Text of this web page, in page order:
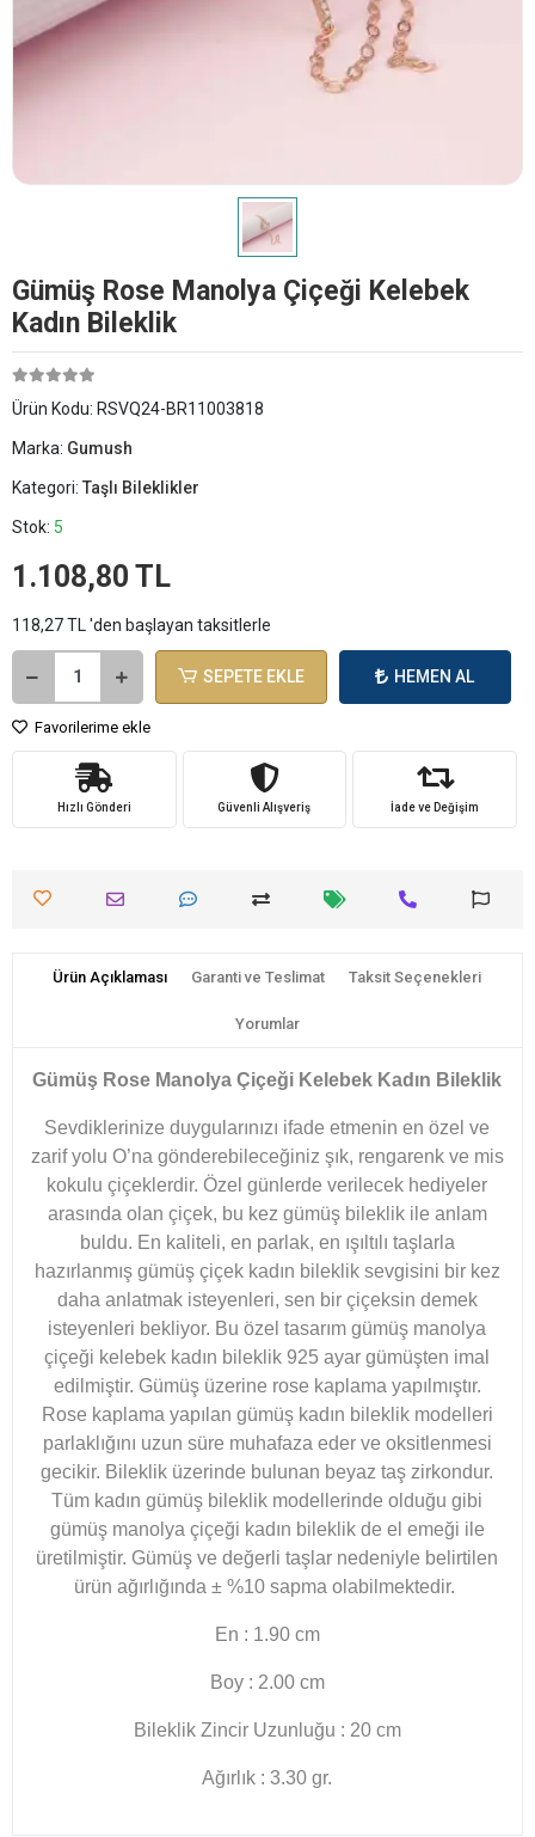
Gümüş Rose Manolya Çiçeği Kelebek
Kadın Bileklik
Ürün Kodu: RSVQ24-BR11003818
Marka: Gumush
Kategori: Taşlı Bileklikler
Stok: 5
1.108,80 TL
118,27 TL 'den başlayan taksitlerle
SEPETE EKLE HEMEN AL
Favorilerime ekle
Hızlı Gönderi Güvenli Alışveriş İade ve Değişim
Ürün Açıklaması Garanti ve Teslimat Taksit Seçenekleri
Yorumlar
Gümüş Rose Manolya Çiçeği Kelebek Kadın Bileklik
Sevdiklerinize duygularınızı ifade etmenin en özel ve
zarif yolu O’na gönderebileceğiniz şık, rengarenk ve mis
kokulu çiçeklerdir. Özel günlerde verilecek hediyeler
arasında olan çiçek, bu kez gümüş bileklik ile anlam
buldu. En kaliteli, en parlak, en ışıltılı taşlarla
hazırlanmış gümüş çiçek kadın bileklik sevgisini bir kez
daha anlatmak isteyenleri, sen bir çiçeksin demek
isteyenleri bekliyor. Bu özel tasarım gümüş manolya
çiçeği kelebek kadın bileklik 925 ayar gümüşten imal
edilmiştir. Gümüş üzerine rose kaplama yapılmıştır.
Rose kaplama yapılan gümüş kadın bileklik modelleri
parlaklığını uzun süre muhafaza eder ve oksitlenmesi
gecikir. Bileklik üzerinde bulunan beyaz taş zirkondur.
Tüm kadın gümüş bileklik modellerinde olduğu gibi
gümüş manolya çiçeği kadın bileklik de el emeği ile
üretilmiştir. Gümüş ve değerli taşlar nedeniyle belirtilen
ürün ağırlığında ± %10 sapma olabilmektedir.
En : 1.90 cm
Boy : 2.00 cm
Bileklik Zincir Uzunluğu : 20 cm
Ağırlık : 3.30 gr.